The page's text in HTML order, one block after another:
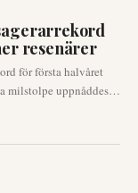
resenärer
för första halvåret
milstolpe uppnåddes
i transferresor,
mjukare